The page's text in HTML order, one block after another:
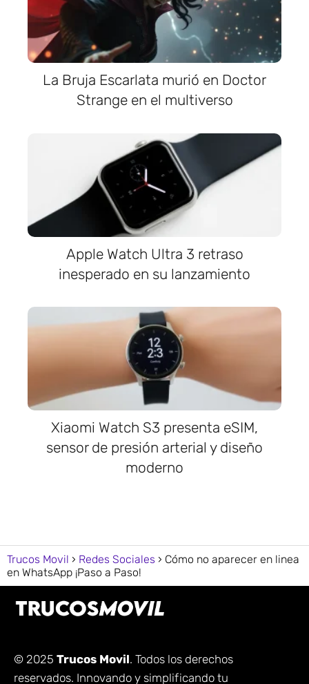
La Bruja Escarlata murió en Doctor
Strange en el multiverso
Apple Watch Ultra 3 retraso
inesperado en su lanzamiento
Xiaomi Watch S3 presenta eSIM,
sensor de presión arterial y diseño
moderno
Trucos Movil Redes Sociales
Cómo no aparecer en linea
en WhatsApp ¡Paso a Paso!
© 2025 Trucos Movil. Todos los derechos
reservados. Innovando y simplificando tu